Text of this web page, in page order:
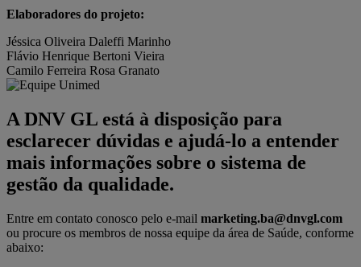
Elaboradores do projeto:
Jéssica Oliveira Daleffi Marinho
Flávio Henrique Bertoni Vieira
Camilo Ferreira Rosa Granato
A DNV GL está à disposição para
esclarecer dúvidas e ajudá-lo a entender
mais informações sobre o sistema de
gestão da qualidade.
Entre em contato conosco pelo e-mail marketing.ba@dnvgl.com
ou procure os membros de nossa equipe da área de Saúde, conforme
abaixo: